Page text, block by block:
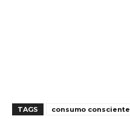
TAGS consumo consciente